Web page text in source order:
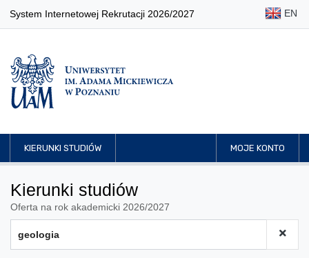
System Internetowej Rekrutacji 2026/2027 EN
KIERUNKI STUDIÓW MOJE KONTO
Kierunki studiów
Oferta na rok akademicki 2026/2027